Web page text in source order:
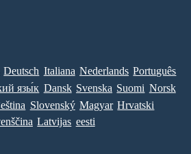
Deutsch Italiana Nederlands Português
язы́к Dansk Svenska Suomi Norsk
Slovenský Magyar Hrvatski
Latvijas eesti